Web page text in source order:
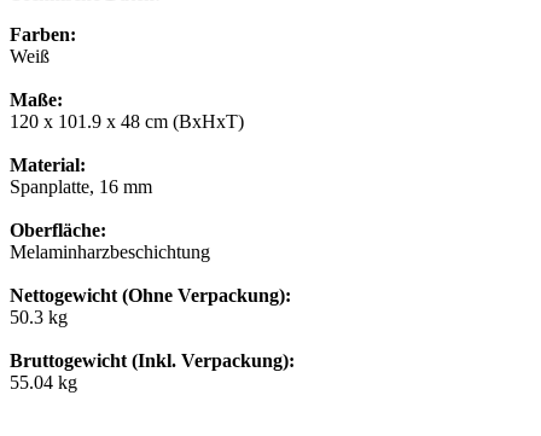
Farben:
Weiß
Maße:
120 x 101.9 x 48 cm (BxHxT)
Material:
Spanplatte, 16 mm
Oberfläche:
Melaminharzbeschichtung
Nettogewicht (Ohne Verpackung):
50.3 kg
Bruttogewicht (Inkl. Verpackung):
55.04 kg